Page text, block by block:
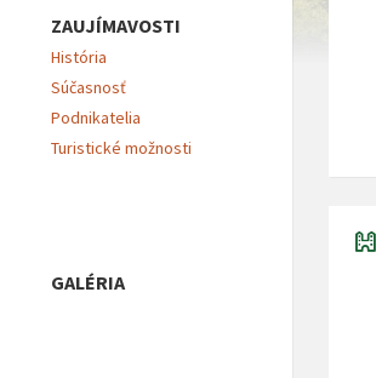
ZAUJÍMAVOSTI
História
Súčasnosť
Podnikatelia
Turistické možnosti
GALÉRIA